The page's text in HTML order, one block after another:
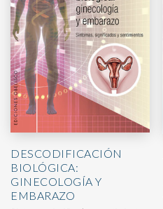
DESCODIFICACIÓN
BIOLÓGICA:
GINECOLOGÍA Y
EMBARAZO